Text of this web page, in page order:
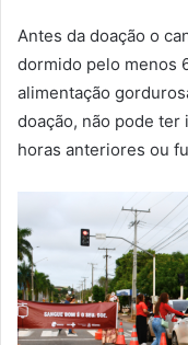
Antes da doação o
dormido pelo menos
alimentação
doação, não pode ter
horas anteriores ou